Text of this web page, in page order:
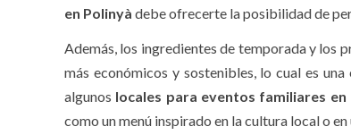
en Polinyà debe ofrecerte la posibilidad de
Además, los ingredientes de temporada y los
más económicos y sostenibles, lo cual es
algunos locales para eventos familiares en
como un menú inspirado en la cultura local o